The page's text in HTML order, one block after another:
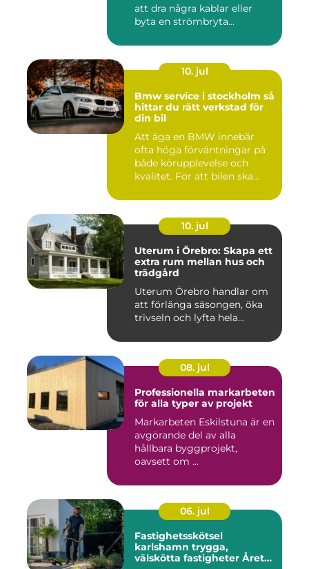
att dra några kablar eller
byta en strömbryta...
10. jul
Bmw service i stockholm så
hittar du rätt verkstad för
din bil
Att äga en BMW innebär
ofta höga förväntningar på
både körupplevelse och
kvalitet. För att bilen ska...
10. jul
Uterum i Örebro: Skapa ett
extra rum mellan hus och
trädgård
Uterum Örebro handlar om
att förlänga säsongen, öka
trivseln och lyfta hela...
08. jul
Professionella markarbeten
för alla typer av projekt
Markarbeten Eskilstuna är en
avgörande del av alla
hållbara byggprojekt,
oavsett om ...
06. jul
Fastighetsskötsel
karlshamn trygga,
välskötta fastigheter Året